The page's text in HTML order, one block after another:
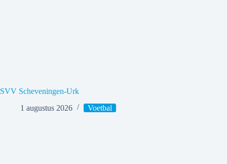
SVV Scheveningen-Urk
1 augustus 2026
Voetbal